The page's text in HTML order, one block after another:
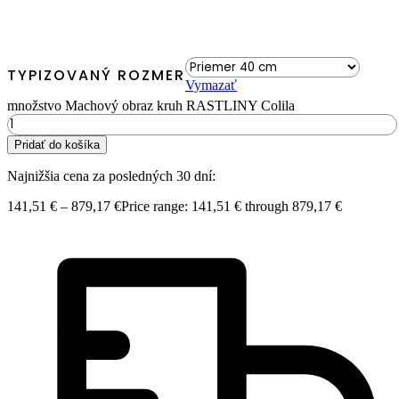
TYPIZOVANÝ ROZMERVymazať
množstvo Machový obraz kruh RASTLINY Colila
Pridať do košíka
Najnižšia cena za posledných 30 dní:
141,51 € – 879,17 €Price range: 141,51 € through 879,17 €